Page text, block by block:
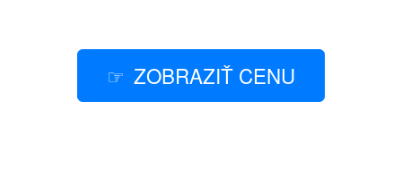
ZOBRAZIŤ CENU